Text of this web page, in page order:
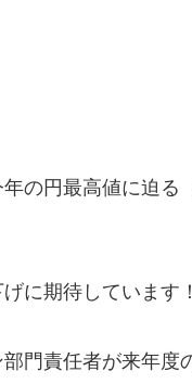
の円最高値に迫る
に期待しています
門責任者が来年